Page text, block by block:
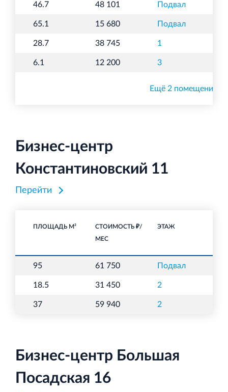
46.7 48 101 Подвал
65.1 15 680 Подвал
28.7 38 745 1
6.1 12 200 3
Ещё 2 помещения
Бизнес-центр
Константиновский 11
Перейти
ПЛОЩАДЬ М²
СТОИМОСТЬ ₽/
МЕС
ЭТАЖ
95 61 750 Подвал
18.5 31 450 2
37 59 940 2
Бизнес-центр Большая
Посадская 16